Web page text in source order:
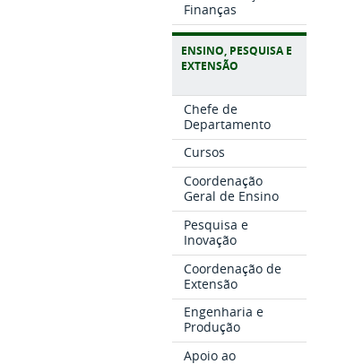
Finanças
ENSINO, PESQUISA E
EXTENSÃO
Chefe de
Departamento
Cursos
Coordenação
Geral de Ensino
Pesquisa e
Inovação
Coordenação de
Extensão
Engenharia e
Produção
Apoio ao